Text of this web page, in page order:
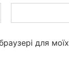
для моїх